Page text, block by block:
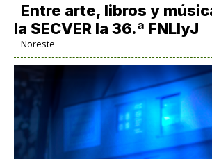
Entre arte, libros y
la SECVER la 36.ª FNLIyJ
Noreste